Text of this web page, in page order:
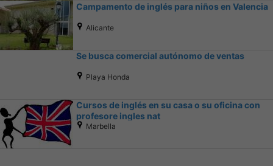
Campamento de inglés para niños en Valencia
Alicante
Se busca comercial autónomo de ventas
Playa Honda
Cursos de inglés en su casa o su oficina con
profesore ingles nat
Marbella